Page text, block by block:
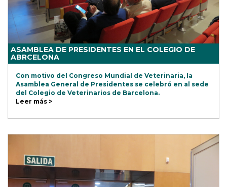
ASAMBLEA DE PRESIDENTES EN EL COLEGIO DE
ABRCELONA
Con motivo del Congreso Mundial de Veterinaria, la
Asamblea General de Presidentes se celebró en al sede
del Colegio de Veterinarios de Barcelona.
Leer más >